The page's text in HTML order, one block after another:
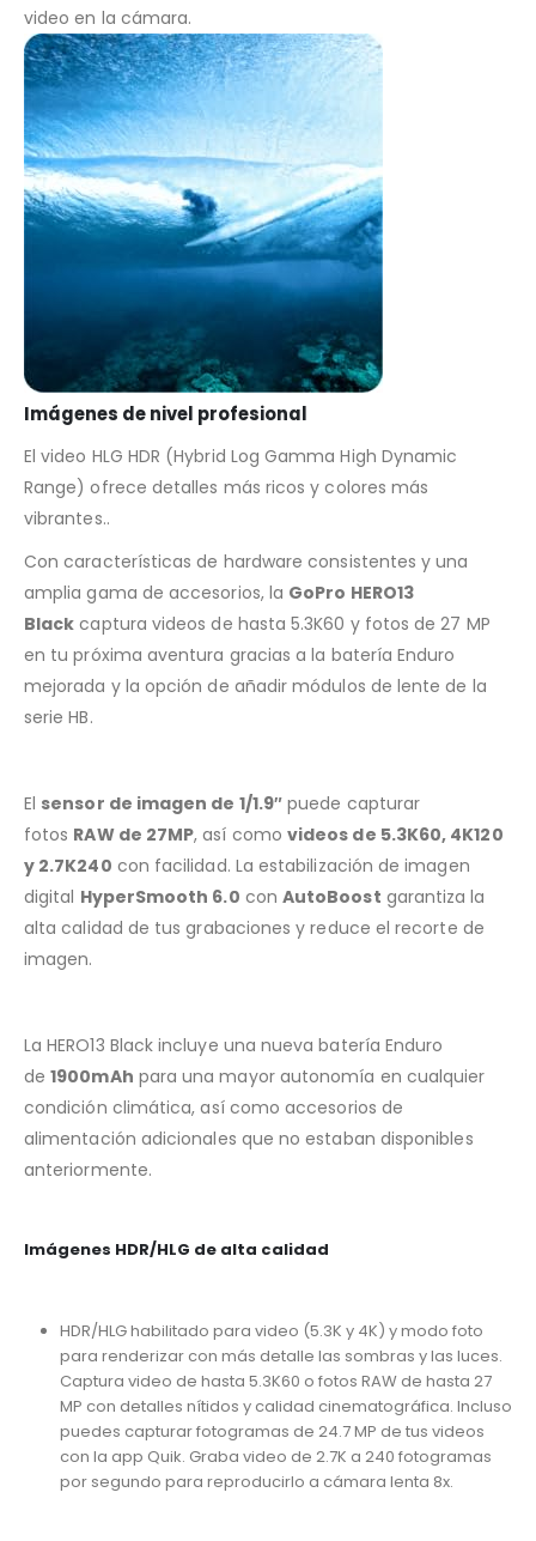
video en la cámara.
Imágenes de nivel profesional
El video HLG HDR (Hybrid Log Gamma High Dynamic
Range) ofrece detalles más ricos y colores más
vibrantes..
Con características de hardware consistentes y una
amplia gama de accesorios, la GoPro HERO13
Black captura videos de hasta 5.3K60 y fotos de 27 MP
en tu próxima aventura gracias a la batería Enduro
mejorada y la opción de añadir módulos de lente de la
serie HB.
El sensor de imagen de 1/1.9″ puede capturar
fotos RAW de 27MP, así como videos de 5.3K60, 4K120
y 2.7K240 con facilidad. La estabilización de imagen
digital HyperSmooth 6.0 con AutoBoost garantiza la
alta calidad de tus grabaciones y reduce el recorte de
imagen.
La HERO13 Black incluye una nueva batería Enduro
de1900mAh para una mayor autonomía en cualquier
condición climática, así como accesorios de
alimentación adicionales que no estaban disponibles
anteriormente.
Imágenes HDR/HLG de alta calidad
HDR/HLG habilitado para video (5.3K y 4K) y modo foto
para renderizar con más detalle las sombras y las luces.
Captura video de hasta 5.3K60 o fotos RAW de hasta 27
MP con detalles nítidos y calidad cinematográfica. Incluso
puedes capturar fotogramas de 24.7 MP de tus videos
con la app Quik. Graba video de 2.7K a 240 fotogramas
por segundo para reproducirlo a cámara lenta 8x.